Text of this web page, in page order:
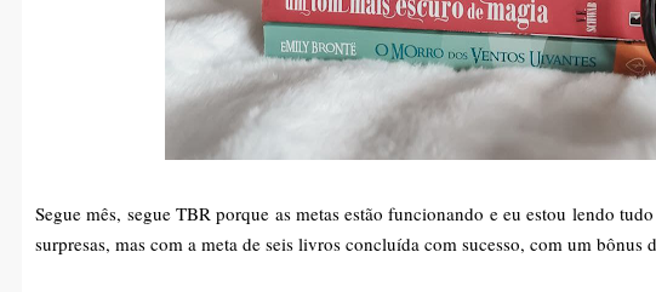
Segue mês, segue TBR porque as metas estão funcionando e eu estou lendo
surpresas, mas com a meta de seis livros concluída com sucesso, com um bônus